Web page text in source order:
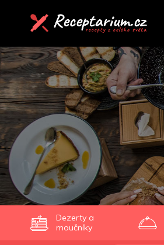
Dezerty a
moučníky